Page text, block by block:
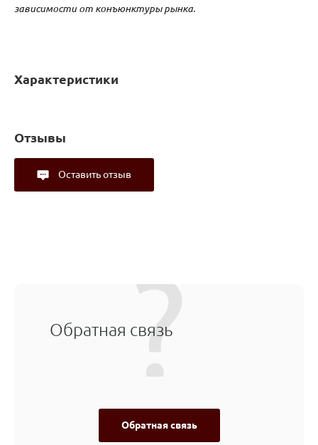
зависимости от конъюнктуры рынка.
Характеристики
Отзывы
Оставить отзыв
Обратная связь
Обратная связь